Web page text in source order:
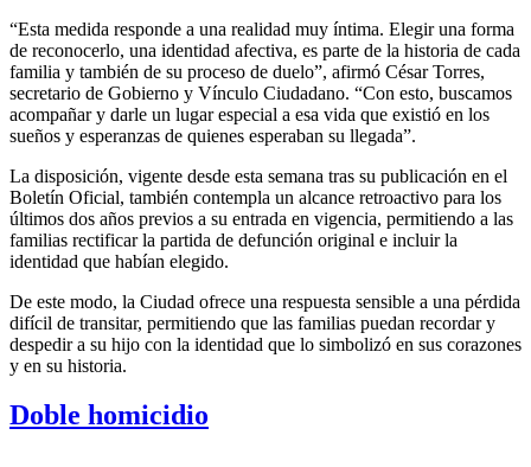
“Esta medida responde a una realidad muy íntima. Elegir una forma
de reconocerlo, una identidad afectiva, es parte de la historia de cada
familia y también de su proceso de duelo”, afirmó César Torres,
secretario de Gobierno y Vínculo Ciudadano. “Con esto, buscamos
acompañar y darle un lugar especial a esa vida que existió en los
sueños y esperanzas de quienes esperaban su llegada”.
La disposición, vigente desde esta semana tras su publicación en el
Boletín Oficial, también contempla un alcance retroactivo para los
últimos dos años previos a su entrada en vigencia, permitiendo a las
familias rectificar la partida de defunción original e incluir la
identidad que habían elegido.
De este modo, la Ciudad ofrece una respuesta sensible a una pérdida
difícil de transitar, permitiendo que las familias puedan recordar y
despedir a su hijo con la identidad que lo simbolizó en sus corazones
y en su historia.
Doble homicidio